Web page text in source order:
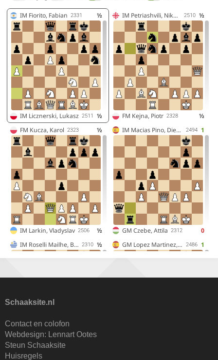
Schaaksite.nl
Contact en colofon
Webdesign: Lennart Ootes
Steun Schaaksite
Huisregels